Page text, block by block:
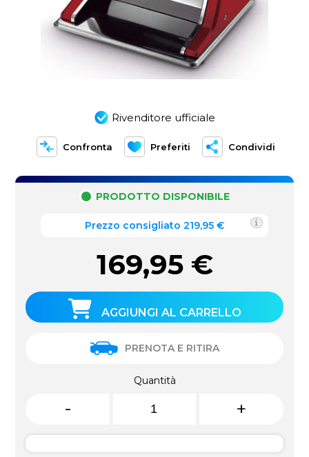
Rivenditore ufficiale
Confronta Preferiti Condividi
PRODOTTO DISPONIBILE
Prezzo consigliato 219,95 €
169,95 €
AGGIUNGI AL CARRELLO
PRENOTA E RITIRA
Quantità
- +